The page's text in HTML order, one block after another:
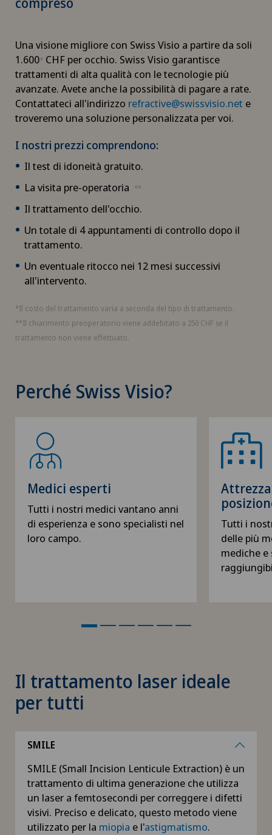
Una visione migliore con Swiss Visio a partire da soli
1.600* CHF per occhio. Swiss Visio garantisce
trattamenti di alta qualità con le tecnologie più
avanzate. Avete anche la possibilità di pagare a rate.
Contattateci all'indirizzo refractive@swissvisio.net e
troveremo una soluzione personalizzata per voi.
I nostri prezzi comprendono:
Il test di idoneità gratuito.
La visita pre-operatoria **
Il trattamento dell'occhio.
Un totale di 4 appuntamenti di controllo dopo il
trattamento.
Un eventuale ritocco nei 12 mesi successivi
all'intervento.
*Il costo del trattamento varia a seconda del tipo di trattamento.
**Il chiarimento preoperatorio viene addebitato a 250 CHF se il
trattamento non viene effettuato.
Perché Swiss Visio?
Medici esperti
Tutti i nostri medici vantano anni
di esperienza e sono specialisti nel
loro campo.
Tutti i
delle più
mediche
Il trattamento laser ideale
per tutti
SMILE
SMILE (Small Incision Lenticule Extraction) è un
trattamento di ultima generazione che utilizza
un laser a femtosecondi per correggere i difetti
visivi. Preciso e delicato, questo metodo viene
utilizzato per la miopia e l'astigmatismo.